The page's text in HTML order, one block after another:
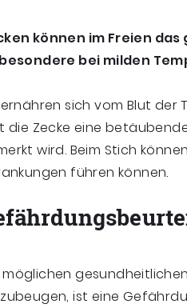
können im Freien
bei milden
ernähren sich vom Blut der
die Zecke eine
wird. Beim Stich
führen können.
möglichen
ist eine